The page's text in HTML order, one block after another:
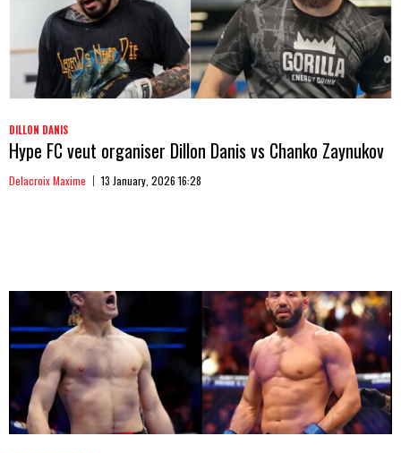
DILLON DANIS
Hype FC veut organiser Dillon Danis vs Chanko Zaynukov
Delacroix Maxime 13 January, 2026 16:28